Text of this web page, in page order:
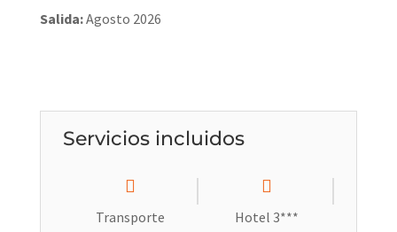
Salida:Agosto 2026
Servicios incluidos
Transporte Hotel 3***